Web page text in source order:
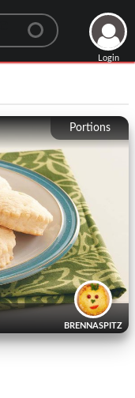
Login
Portions
BRENNASPITZ